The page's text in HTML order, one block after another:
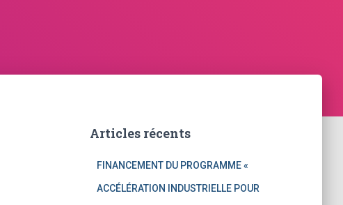
Articles récents
FINANCEMENT DU PROGRAMME «
ACCÉLÉRATION INDUSTRIELLE POUR